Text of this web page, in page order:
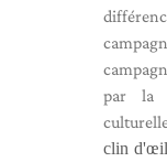
par la
clin d'œil